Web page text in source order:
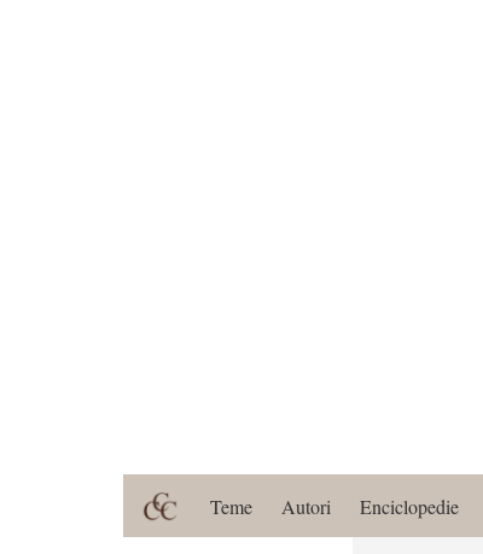
Teme Autori Enciclopedie